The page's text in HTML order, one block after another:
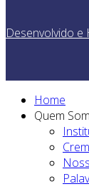
Desenvolvido
Home
Quem